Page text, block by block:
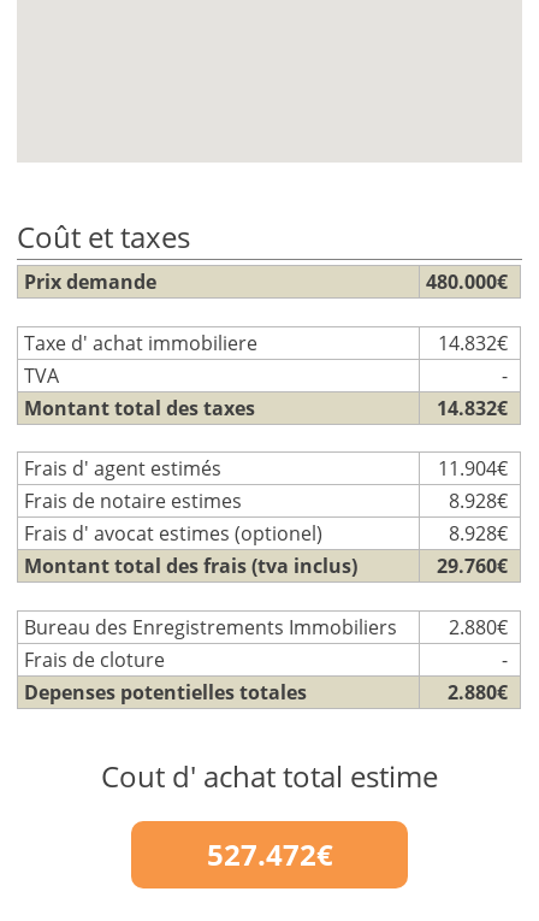
Coût et taxes
Prix demande 480.000€
Taxe d' achat immobiliere
14.832€
TVA
-
Montant total des taxes
14.832€
Frais d' agent estimés
11.904€
Frais de notaire estimes
8.928€
Frais d' avocat estimes (optionel)
8.928€
Montant total des frais (tva inclus)
29.760€
Bureau des Enregistrements Immobiliers
2.880€
Frais de cloture
-
Depenses potentielles totales
2.880€
Cout d' achat total estime
527.472€